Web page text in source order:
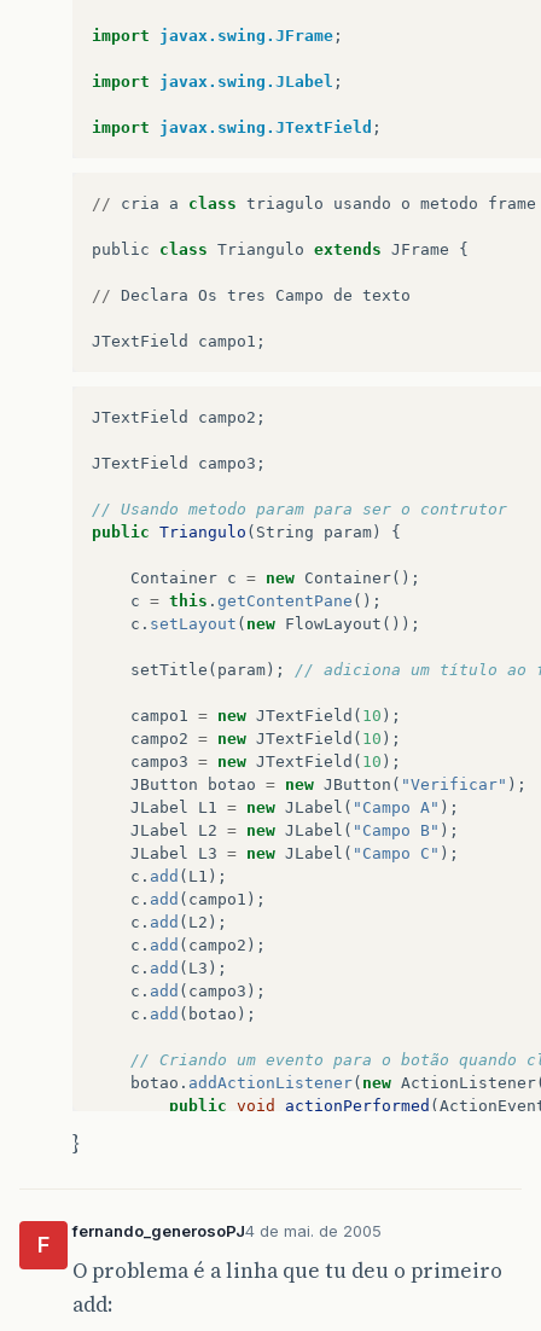
import javax.swing.JFrame ;
import javax.swing.JLabel ;
import javax.swing.JTextField ;
// cria a class triagulo usando o metodo frame
public class Triangulo extends JFrame {
// Declara Os tres Campo de texto
JTextField campo1 ;
JTextField campo2 ;
JTextField campo3 ;
// Usando metodo param para ser o contrutor
public Triangulo ( String param ) {
Container c = new Container();
c = this . getContentPane ();
c . setLayout ( new FlowLayout ());
setTitle ( param ); // adiciona um título ao
campo1 = new JTextField ( 10 );
campo2 = new JTextField ( 10 );
campo3 = new JTextField ( 10 );
JButton
botao = new JButton ( "Verificar" );
JLabel
L1 = new JLabel ( "Campo A" );
JLabel
L2 = new JLabel ( "Campo B" );
JLabel
L3 = new JLabel ( "Campo C" );
c . add ( L1 );
c . add ( campo1 );
c . add ( L2 );
c . add ( campo2 );
c . add ( L3 );
c . add ( campo3 );
c . add ( botao );
// Criando um evento para o botão quando
botao . addActionListener( new ActionListener
public void actionPerformed (
if (ladoa == 0 || ladob == 0 ||
}
F
fernando_generosoPJ4 de mai. de 2005
O problema é a linha que tu deu o primeiro
add: